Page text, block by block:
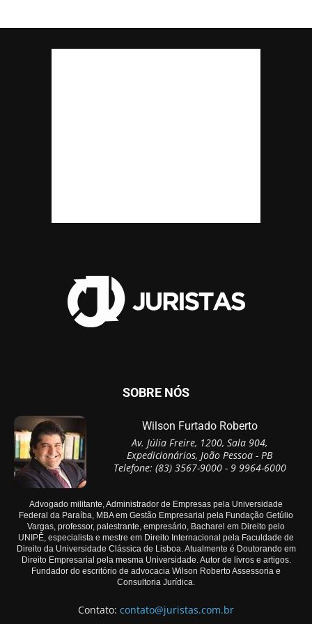
SOBRE NÓS
Wilson Furtado Roberto
Av. Júlia Freire, 1200, Sala 904,
Expedicionários, João Pessoa - PB
Telefone: (83) 3567-9000 - 9 9964-6000
Advogado militante, Administrador de Empresas pela Universidade
Federal da Paraíba, MBA em Gestão Empresarial pela Fundação Getúlio
Vargas, professor, palestrante, empresário, Bacharel em Direito pelo
UNIPÊ, especialista e mestre em Direito Internacional pela Faculdade de
Direito da Universidade Clássica de Lisboa. Atualmente é Doutorando em
Direito Empresarial pela mesma Universidade. Autor de livros e artigos.
Fundador do escritório de advocacia Wilson Roberto Assessoria e
Consultoria Jurídica.
Contato: contato@juristas.com.br